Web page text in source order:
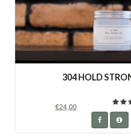
304 HOLD
€24,00